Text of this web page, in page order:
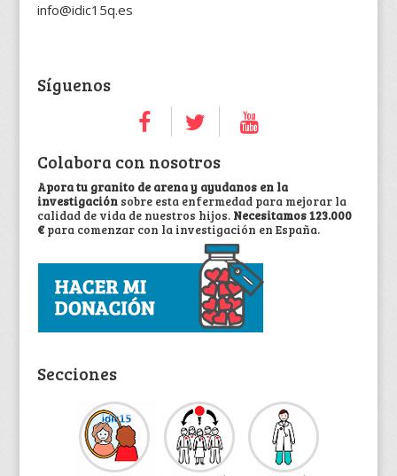
info@idic15q.es
Síguenos
Colabora con nosotros
Apora tu granito de arena y ayudanos en la
investigación sobre esta enfermedad para mejorar la
calidad de vida de nuestros hijos. Necesitamos 123.000
€ para comenzar con la investigación en España.
Secciones